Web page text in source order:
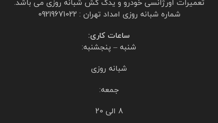
اخلاق و هم از نظر قیمت ارزان‌تر از سایر شرکت
امدادخودرو بود
از مدیریت شرکت امدادخودرو تردد و از کارکنان
امداد تردد تقدیر و تشکر میکنم خلیلی راضی هستم
https://emdadtaradodtehran.com/
برای پاسخ دادن وارد شوید
دیدگاهتان را بنویسید